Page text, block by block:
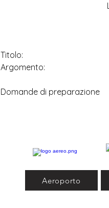
Titolo:
Argomento:
Domande di preparazione
Aeroporto